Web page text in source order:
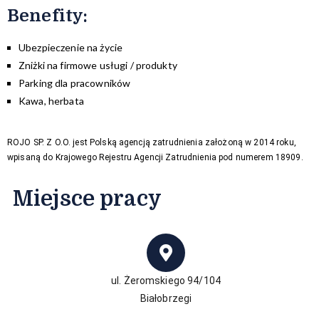
Benefity:
Ubezpieczenie na życie
Zniżki na firmowe usługi / produkty
Parking dla pracowników
Kawa, herbata
ROJO SP. Z O.O. jest Polską agencją zatrudnienia założoną w 2014 roku,
wpisaną do Krajowego Rejestru Agencji Zatrudnienia pod numerem 18909.
Miejsce pracy
ul. Żeromskiego 94/104
Białobrzegi